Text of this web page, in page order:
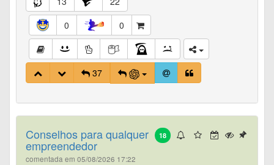
0
0
37
18
Conselhos para qualquer
empreendedor
comentada em 05/08/2026 17:22